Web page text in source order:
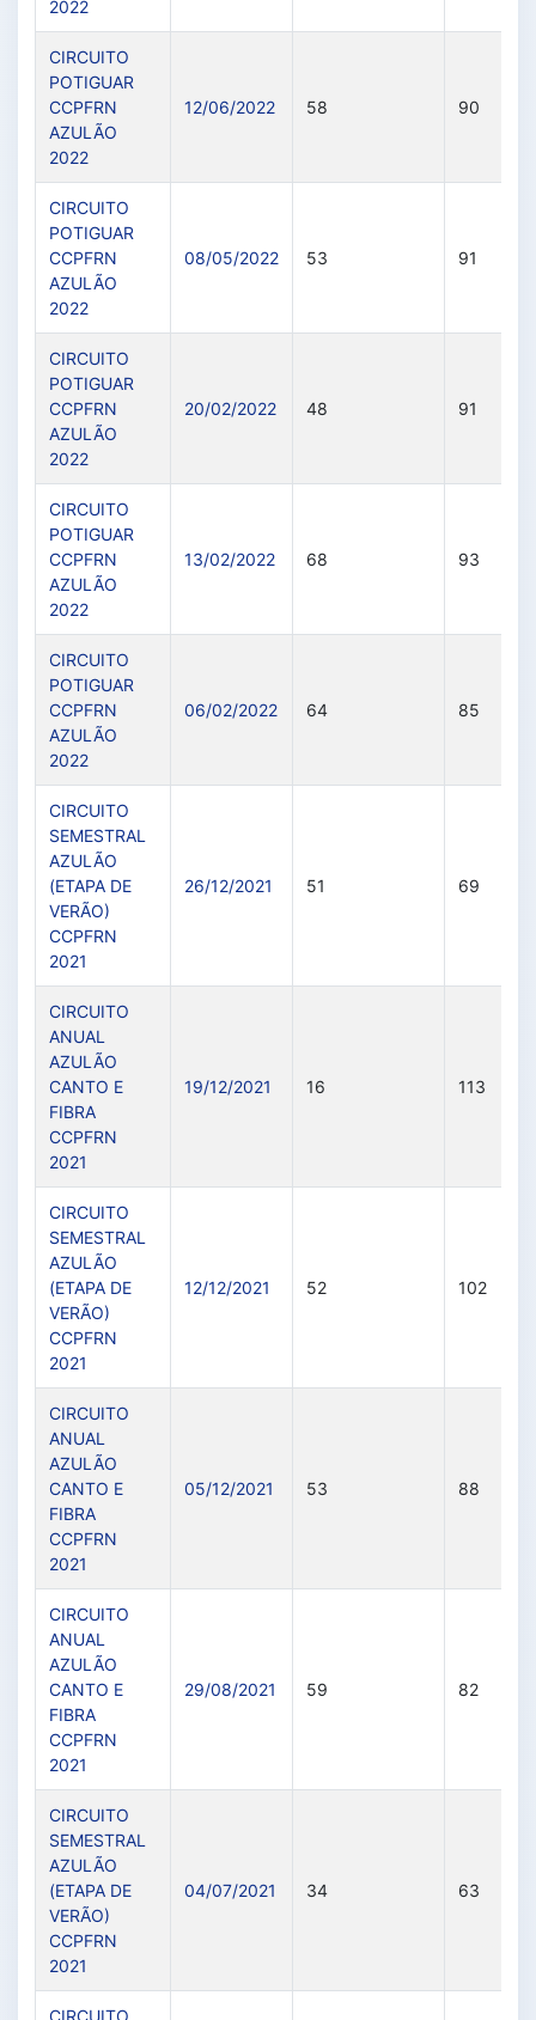
2022
CIRCUITO
POTIGUAR
CCPFRN
AZULÃO
2022
12/06/2022 58 90
CIRCUITO
POTIGUAR
CCPFRN
AZULÃO
2022
08/05/2022 53 91
CIRCUITO
POTIGUAR
CCPFRN
AZULÃO
2022
20/02/2022 48 91
CIRCUITO
POTIGUAR
CCPFRN
AZULÃO
2022
13/02/2022 68 93
CIRCUITO
POTIGUAR
CCPFRN
AZULÃO
2022
06/02/2022 64 85
CIRCUITO
SEMESTRAL
AZULÃO
(ETAPA DE
VERÃO)
CCPFRN
2021
26/12/2021 51 69
CIRCUITO
ANUAL
AZULÃO
CANTO E
FIBRA
CCPFRN
2021
19/12/2021 16 113
CIRCUITO
SEMESTRAL
AZULÃO
(ETAPA DE
VERÃO)
CCPFRN
2021
12/12/2021 52 102
CIRCUITO
ANUAL
AZULÃO
CANTO E
FIBRA
CCPFRN
2021
05/12/2021 53 88
CIRCUITO
ANUAL
AZULÃO
CANTO E
FIBRA
CCPFRN
2021
29/08/2021 59 82
CIRCUITO
SEMESTRAL
AZULÃO
(ETAPA DE
VERÃO)
CCPFRN
2021
04/07/2021 34 63